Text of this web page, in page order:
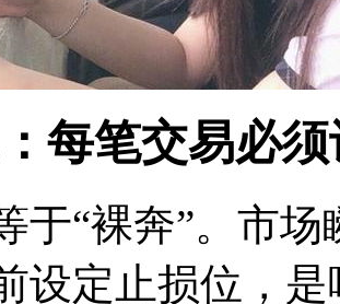
每笔交易必
于“裸奔”。市
设定止损位，